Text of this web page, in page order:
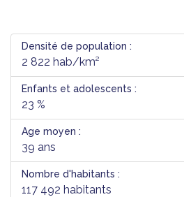
Densité de population :
2 822 hab/km²
Enfants et adolescents :
23 %
Age moyen :
39 ans
Nombre d'habitants :
117 492 habitants